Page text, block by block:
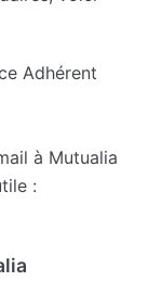
Adhérent
à Mutualia
: